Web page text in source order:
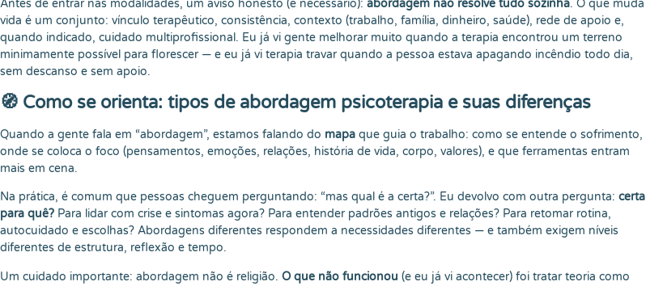
Antes de entrar nas modalidades, um aviso honesto (e necessário): abordagem não resolve tudo sozinha. O que muda
vida é um conjunto: vínculo terapêutico, consistência, contexto (trabalho, família, dinheiro, saúde), rede de apoio e,
quando indicado, cuidado multiprofissional. Eu já vi gente melhorar muito quando a terapia encontrou um terreno
minimamente possível para florescer — e eu já vi terapia travar quando a pessoa estava apagando incêndio todo dia,
sem descanso e sem apoio.
🧭 Como se orienta: tipos de abordagem psicoterapia e suas diferenças
Quando a gente fala em “abordagem”, estamos falando do mapa que guia o trabalho: como se entende o sofrimento,
onde se coloca o foco (pensamentos, emoções, relações, história de vida, corpo, valores), e que ferramentas entram
mais em cena.
Na prática, é comum que pessoas cheguem perguntando: “mas qual é a certa?”. Eu devolvo com outra pergunta: certa
para quê? Para lidar com crise e sintomas agora? Para entender padrões antigos e relações? Para retomar rotina,
autocuidado e escolhas? Abordagens diferentes respondem a necessidades diferentes — e também exigem níveis
diferentes de estrutura, reflexão e tempo.
Um cuidado importante: abordagem não é religião. O que não funcionou (e eu já vi acontecer) foi tratar teoria como